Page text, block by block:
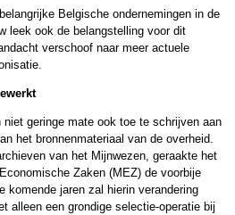
Belgische onder­nemingen in de
leek ook de belangstelling voor dit
verschoof naar meer actuele
geringe mate ook toe te schrijven aan
het bronnenmateriaal van de overheid.
van het Mijnwezen, geraakte het
Zaken (MEZ) de voorbije
komende jaren zal hierin verandering
alleen een grondige selectie-operatie bij